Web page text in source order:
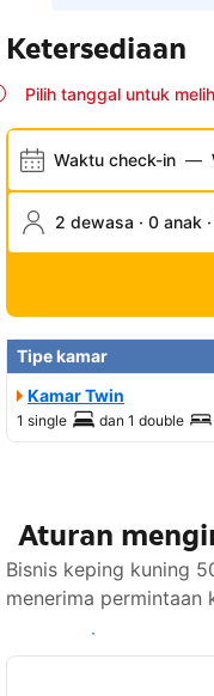
Ketersediaan
Pilih tanggal untuk
Waktu check-in —
2 dewasa · 0 anak
Tipe kamar
Kamar Twin
1 single dan 1 double
Aturan
Bisnis keping kuning
menerima permintaan
Lihat ketersediaan